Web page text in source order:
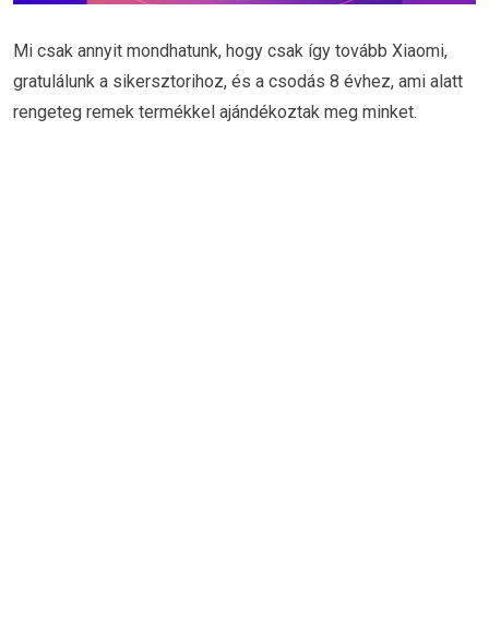
Mi csak annyit mondhatunk, hogy csak így tovább Xiaomi,
gratulálunk a sikersztorihoz, és a csodás 8 évhez, ami alatt
rengeteg remek termékkel ajándékoztak meg minket.